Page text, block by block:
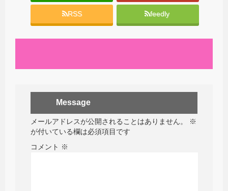
RSS feedly
Message
メールアドレスが公開されることはありません。
※
が付いている欄は必須項目です
コメント ※